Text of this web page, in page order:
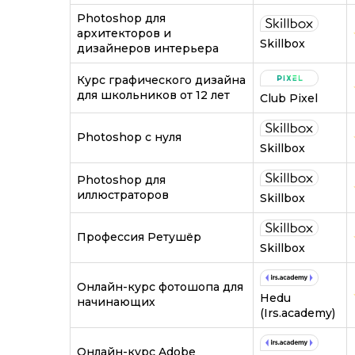
Photoshop для
архитекторов и
дизайнеров интерьера
Skillbox
Курс графического дизайна
для школьников от 12 лет
Club Pixel
Photoshop с нуля
Skillbox
Photoshop для
иллюстраторов
Skillbox
Профессия Ретушёр
Skillbox
Онлайн-курс фотошопа для
начинающих
Hedu
(Irs.academy)
Онлайн-курс Adobe